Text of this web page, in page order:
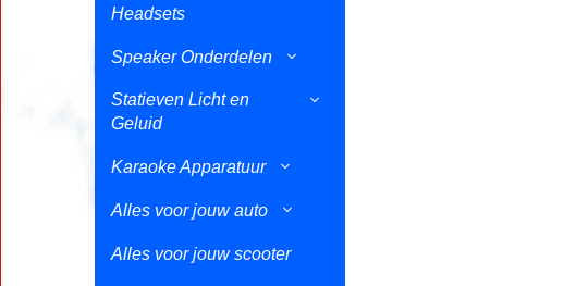
Headsets
Speaker Onderdelen
Statieven Licht en
Geluid
Karaoke Apparatuur
Alles voor jouw auto
Alles voor jouw scooter